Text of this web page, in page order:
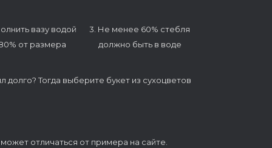
вазу водой
от размера
3. Не менее 60% стебля
должно быть в воде
долго? Тогда выберите букет из сухоцветов
отличаться от примера на сайте.